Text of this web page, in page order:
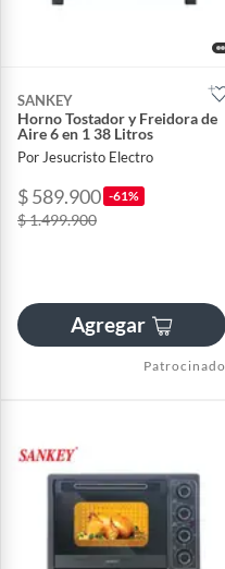
SANKEY
Horno Tostador y Freidora de
Aire 6 en 1 38 Litros
Por Jesucristo Electro
$ 589.900 -61%
$ 1.499.900
Agregar
Patrocinado